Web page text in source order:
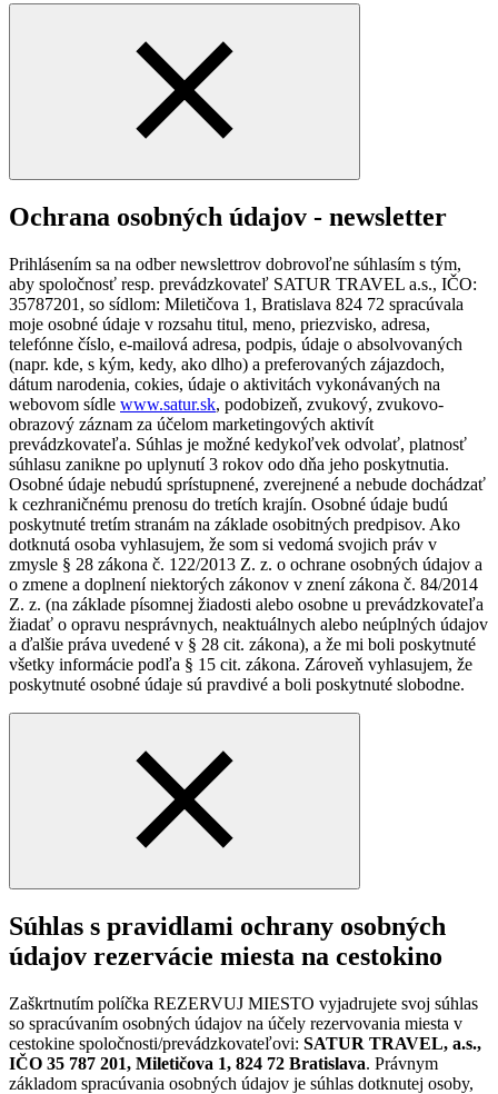
Ochrana osobných údajov - newsletter
Prihlásením sa na odber newslettrov dobrovoľne súhlasím s tým,
aby spoločnosť resp. prevádzkovateľ SATUR TRAVEL a.s., IČO:
35787201, so sídlom: Miletičova 1, Bratislava 824 72 spracúvala
moje osobné údaje v rozsahu titul, meno, priezvisko, adresa,
telefónne číslo, e-mailová adresa, podpis, údaje o absolvovaných
(napr. kde, s kým, kedy, ako dlho) a preferovaných zájazdoch,
dátum narodenia, cokies, údaje o aktivitách vykonávaných na
webovom sídle www.satur.sk, podobizeň, zvukový, zvukovo-
obrazový záznam za účelom marketingových aktivít
prevádzkovateľa. Súhlas je možné kedykoľvek odvolať, platnosť
súhlasu zanikne po uplynutí 3 rokov odo dňa jeho poskytnutia.
Osobné údaje nebudú sprístupnené, zverejnené a nebude dochádzať
k cezhraničnému prenosu do tretích krajín. Osobné údaje budú
poskytnuté tretím stranám na základe osobitných predpisov. Ako
dotknutá osoba vyhlasujem, že som si vedomá svojich práv v
zmysle § 28 zákona č. 122/2013 Z. z. o ochrane osobných údajov a
o zmene a doplnení niektorých zákonov v znení zákona č. 84/2014
Z. z. (na základe písomnej žiadosti alebo osobne u prevádzkovateľa
žiadať o opravu nesprávnych, neaktuálnych alebo neúplných údajov
a ďalšie práva uvedené v § 28 cit. zákona), a že mi boli poskytnuté
všetky informácie podľa § 15 cit. zákona. Zároveň vyhlasujem, že
poskytnuté osobné údaje sú pravdivé a boli poskytnuté slobodne.
Súhlas s pravidlami ochrany osobných
údajov rezervácie miesta na cestokino
Zaškrtnutím políčka REZERVUJ MIESTO vyjadrujete svoj súhlas
so spracúvaním osobných údajov na účely rezervovania miesta v
cestokine spoločnosti/prevádzkovateľovi: SATUR TRAVEL, a.s.,
IČO 35 787 201, Miletičova 1, 824 72 Bratislava. Právnym
základom spracúvania osobných údajov je súhlas dotknutej osoby,